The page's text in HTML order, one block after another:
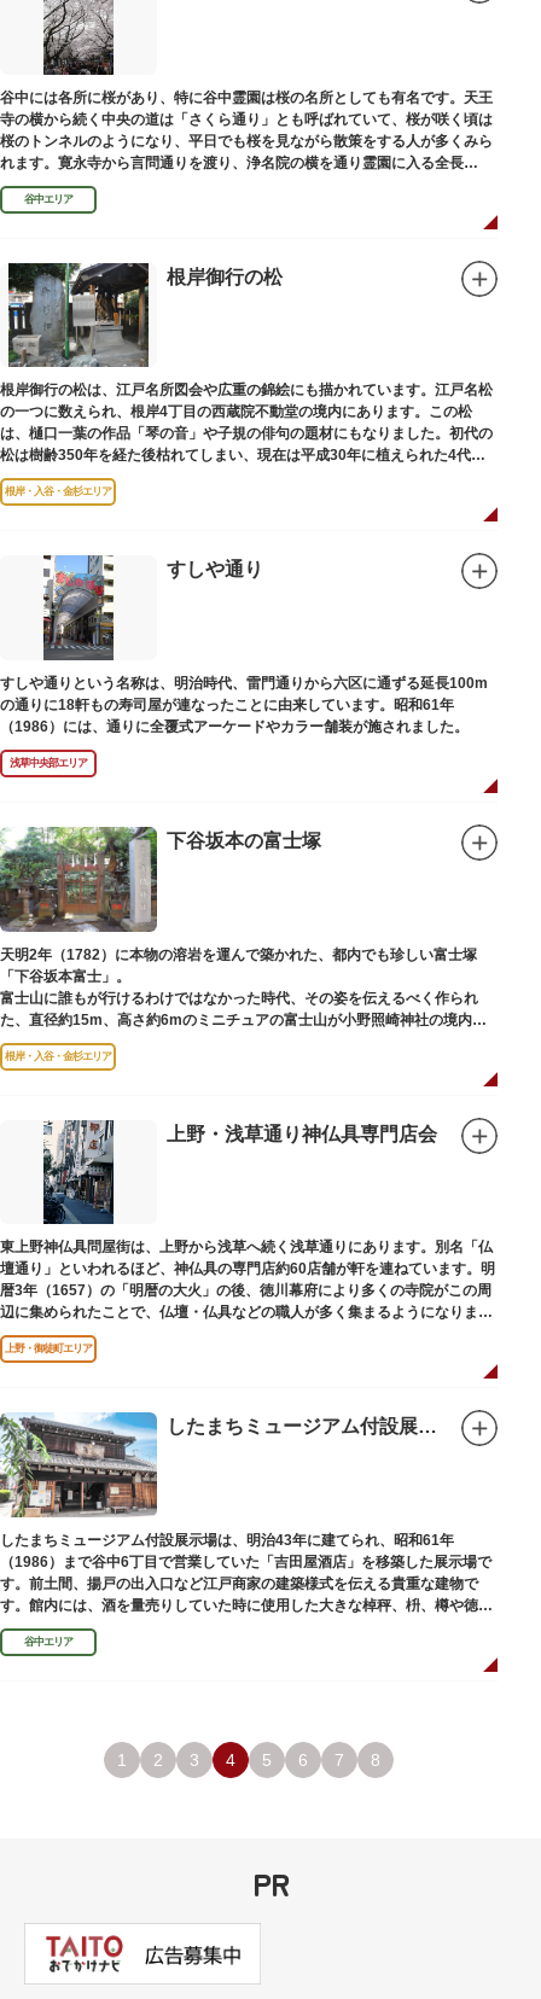
谷中には各所に桜があり、特に谷中霊園は桜の名所としても有名です。天王
寺の横から続く中央の道は「さくら通り」とも呼ばれていて、桜が咲く頃は
桜のトンネルのようになり、平日でも桜を見ながら散策をする人が多くみら
れます。寛永寺から言問通りを渡り、浄名院の横を通り霊園に入る全長
100mの桜並木や、霊園内に点在する大木なども見事です。
谷中エリア
根岸御行の松
根岸御行の松は、江戸名所図会や広重の錦絵にも描かれています。江戸名松
の一つに数えられ、根岸4丁目の西蔵院不動堂の境内にあります。この松
は、樋口一葉の作品「琴の音」や子規の俳句の題材にもなりました。初代の
松は樹齢350年を経た後枯れてしまい、現在は平成30年に植えられた4代目
の松になります。
根岸・入谷・金杉エリア
すしや通り
すしや通りという名称は、明治時代、雷門通りから六区に通ずる延長100m
の通りに18軒もの寿司屋が連なったことに由来しています。昭和61年
（1986）には、通りに全覆式アーケードやカラー舗装が施されました。
浅草中央部エリア
下谷坂本の富士塚
天明2年（1782）に本物の溶岩を運んで築かれた、都内でも珍しい富士塚
「下谷坂本富士」。
富士山に誰もが行けるわけではなかった時代、その姿を伝えるべく作られ
た、直径約15m、高さ約6mのミニチュアの富士山が小野照崎神社の境内に
あります。
一合目から順に十合目まで記されており、南無妙法と書かれた石碑や修験道
形民俗文化財に指定されています。
富士山に合わせて、お山開きが行われ、6月30日と1日には富士塚に登ること
ができます。
【Twitter】https://twitter.com/onoterupr
根岸・入谷・金杉エリア
上野・浅草通り神仏具専門店会
東上野神仏具問屋街は、上野から浅草へ続く浅草通りにあります。別名「仏
壇通り」といわれるほど、神仏具の専門店約60店舗が軒を連ねています。明
暦3年（1657）の「明暦の大火」の後、徳川幕府により多くの寺院がこの周
辺に集められたことで、仏壇・仏具などの職人が多く集まるようになりまし
た。
上野・御徒町エリア
したまちミュージアム付設展示場（旧吉田屋酒店）
したまちミュージアム付設展示場は、明治43年に建てられ、昭和61年
（1986）まで谷中6丁目で営業していた「吉田屋酒店」を移築した展示場で
す。前土間、揚戸の出入口など江戸商家の建築様式を伝える貴重な建物で
す。館内には、酒を量売りしていた時に使用した大きな棹秤、枡、樽や徳
利、宣伝用ポスターなどの資料を展示しています。
谷中エリア
1 2 3 4 5 6 7 8
PR